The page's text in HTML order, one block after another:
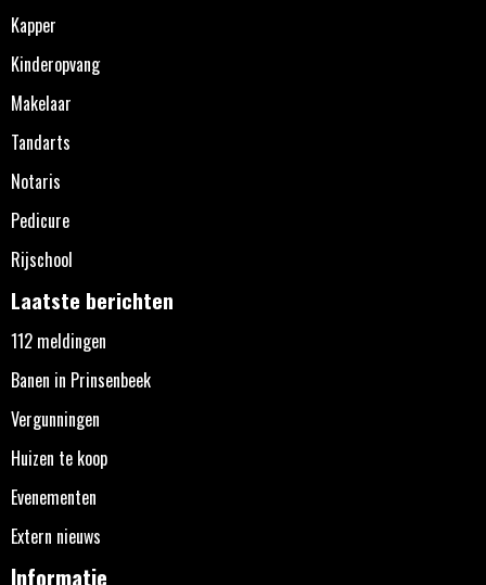
Kapper
Kinderopvang
Makelaar
Tandarts
Notaris
Pedicure
Rijschool
Laatste berichten
112 meldingen
Banen in Prinsenbeek
Vergunningen
Huizen te koop
Evenementen
Extern nieuws
Informatie